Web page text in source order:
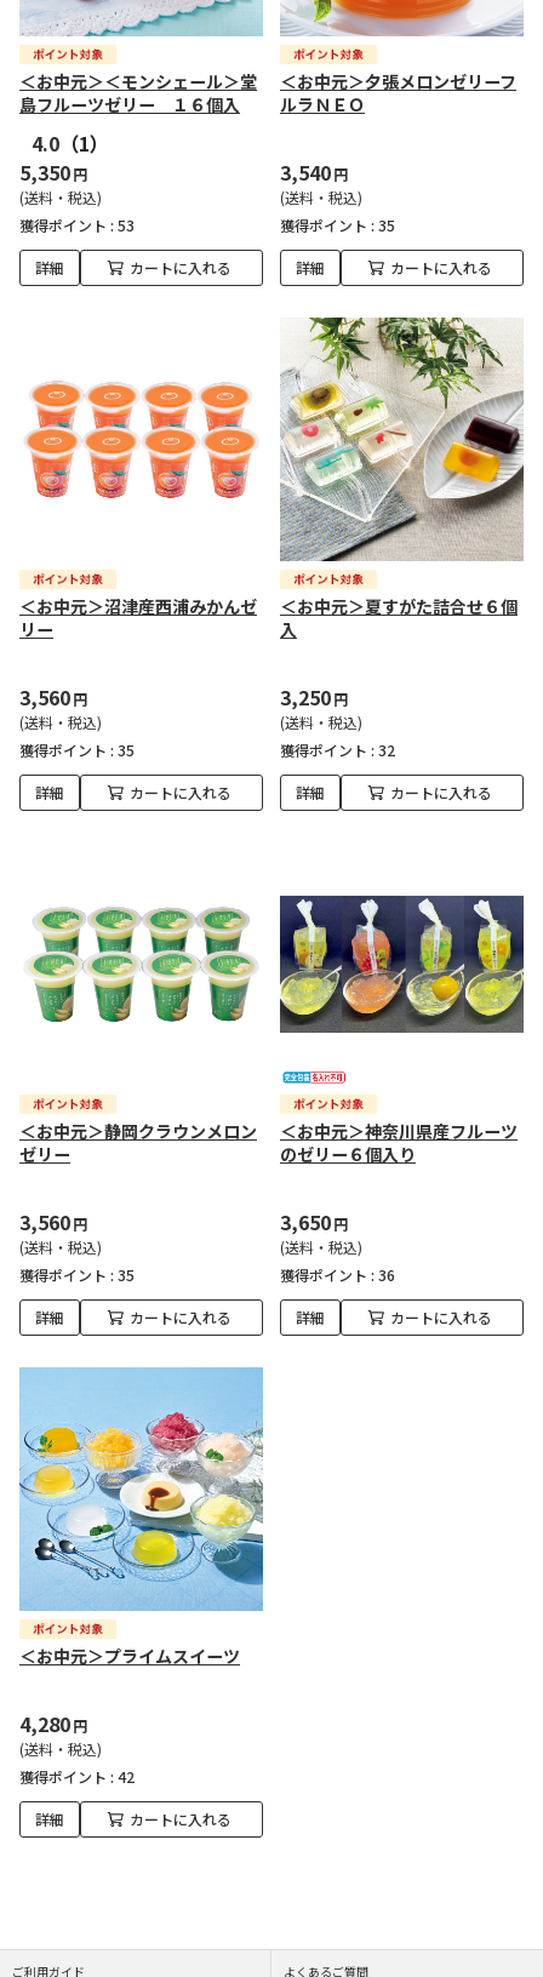
＜お中元＞＜モンシェール＞堂
島フルーツゼリー １６個入
4.0 （1）
5,350円
(送料・税込)
獲得ポイント : 53
詳細 カートに入れる
＜お中元＞夕張メロンゼリーフ
ルラＮＥＯ
3,540円
(送料・税込)
獲得ポイント : 35
詳細 カートに入れる
＜お中元＞沼津産西浦みかんゼ
リー
3,560円
(送料・税込)
獲得ポイント : 35
詳細 カートに入れる
＜お中元＞夏すがた詰合せ６個
入
3,250円
(送料・税込)
獲得ポイント : 32
詳細 カートに入れる
＜お中元＞静岡クラウンメロン
ゼリー
3,560円
(送料・税込)
獲得ポイント : 35
詳細 カートに入れる
＜お中元＞神奈川県産フルーツ
のゼリー６個入り
3,650円
(送料・税込)
獲得ポイント : 36
詳細 カートに入れる
＜お中元＞プライムスイーツ
4,280円
(送料・税込)
獲得ポイント : 42
詳細 カートに入れる
ご利用ガイド よくあるご質問